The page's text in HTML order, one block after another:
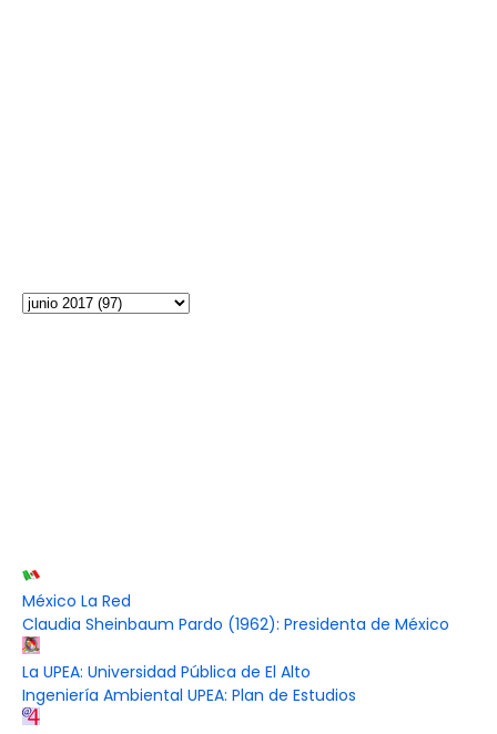
México La Red
Claudia Sheinbaum Pardo (1962): Presidenta de México
La UPEA: Universidad Pública de El Alto
Ingeniería Ambiental UPEA: Plan de Estudios